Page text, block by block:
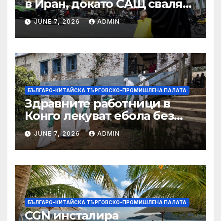
в Иран, докато САЩ свалят
дронове, Ливан търси мир
JUNE 7, 2026 ADMIN
БЪЛГАРО-КИТАЙСКА ТЪРГОВСКО-ПРОМИШЛЕНА ПАЛАТА
Здравните работници в
Конго лекуват ебола без
заплащане, докато СЗО
търси ресурси
JUNE 7, 2026 ADMIN
БЪЛГАРО-КИТАЙСКА ТЪРГОВСКО-ПРОМИШЛЕНА ПАЛАТА
CGN инсталира